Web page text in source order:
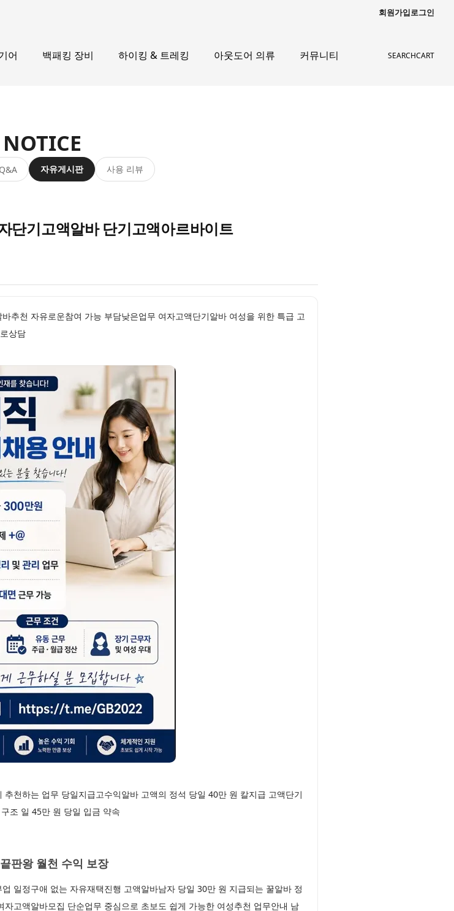
회원가입로그인
어 백패킹 장비 하이킹 & 트레킹 아웃도어 의류 커뮤니티 SEARCHCART
NOTICE
Q&A 자유게시판 사용 리뷰
단기고액알바 단기고액아르바이트
추천 자유로운참여 가능 부담낮은업무 여자고액단기알바 여성을 위한 특급 고
상담
천하는 업무 당일지급고수익알바 고액의 정석 당일 40만 원 칼지급 고액단기
조 일 45만 원 당일 입금 약속
판왕 월천 수익 보장
일정구애 없는 자유재택진행 고액알바남자 당일 30만 원 지급되는 꿀알바 정
고액알바모집 단순업무 중심으로 초보도 쉽게 가능한 여성추천 업무안내 남